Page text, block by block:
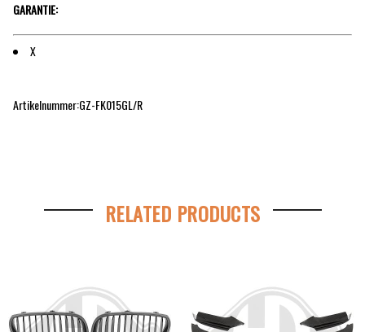
GARANTIE:
X
Artikelnummer:GZ-FK015GL/R
RELATED PRODUCTS